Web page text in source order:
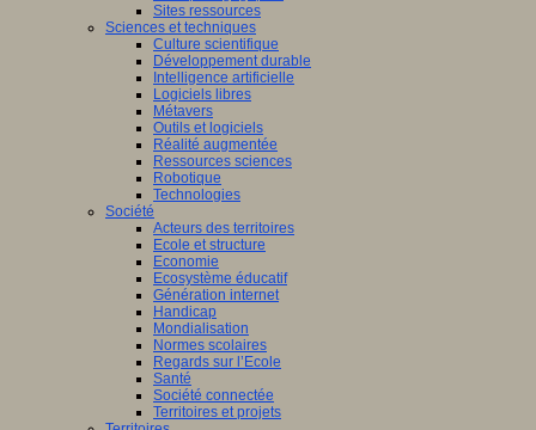
Sites ressources
Sciences et techniques
Culture scientifique
Développement durable
Intelligence artificielle
Logiciels libres
Métavers
Outils et logiciels
Réalité augmentée
Ressources sciences
Robotique
Technologies
Société
Acteurs des territoires
Ecole et structure
Economie
Ecosystème éducatif
Génération internet
Handicap
Mondialisation
Normes scolaires
Regards sur l’Ecole
Santé
Société connectée
Territoires et projets